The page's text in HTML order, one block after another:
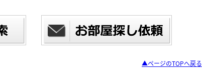
▲ページのTOPへ戻る